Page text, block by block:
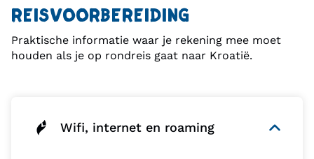
REISVOORBEREIDING
Praktische informatie waar je rekening mee moet
houden als je op rondreis gaat naar Kroatië.
Wifi, internet en roaming